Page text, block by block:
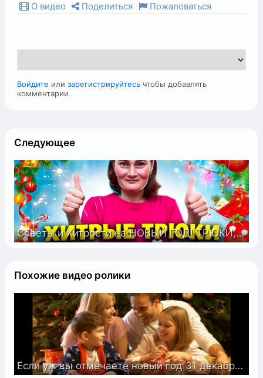
О видео Поделиться Пожаловаться
Войдите илизарегистрируйтесь чтобы добавлять
комментарии
Следующее
Советы и Хитрости на НОВЫЙ ГОД! ТРЮКИ, которые облегчают жизнь, их нужно знать каждой хозяйке!
Похожие видео ролики
Если уж вы отмечаете новый год 31 декабря-отмечайте правильно! Практические советы.